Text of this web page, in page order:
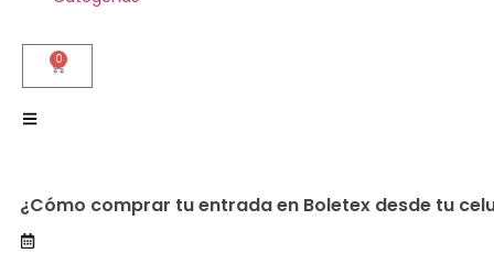
0
¿Cómo comprar tu entrada en Boletex desde tu